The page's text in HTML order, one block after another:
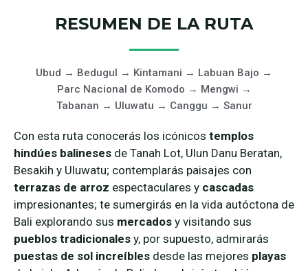
RESUMEN DE LA RUTA
Ubud → Bedugul → Kintamani → Labuan Bajo →
Parc Nacional de Komodo → Mengwi →
Tabanan → Uluwatu → Canggu → Sanur
Con esta ruta conocerás los icónicos templos
hindúes balineses de Tanah Lot, Ulun Danu Beratan,
Besakih y Uluwatu; contemplarás paisajes con
terrazas de arroz espectaculares y cascadas
impresionantes; te sumergirás en la vida autóctona de
Bali explorando sus mercados y visitando sus
pueblos tradicionales y, por supuesto, admirarás
puestas de sol increíbles desde las mejores playas